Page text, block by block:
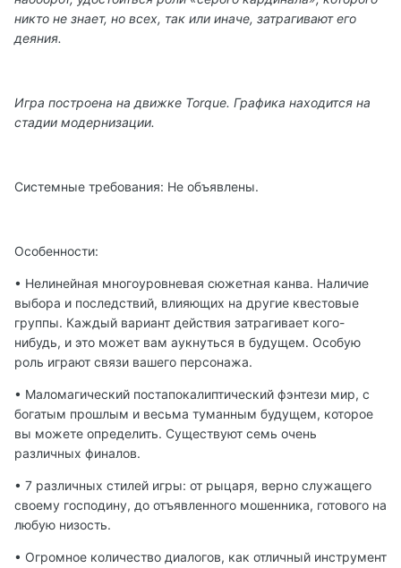
никто не знает, но всех, так или иначе, затрагивают его
деяния.
Игра построена на движке Torque. Графика находится на
стадии модернизации.
Системные требования: Не объявлены.
Особенности:
• Нелинейная многоуровневая сюжетная канва. Наличие
выбора и последствий, влияющих на другие квестовые
группы. Каждый вариант действия затрагивает кого-
нибудь, и это может вам аукнуться в будущем. Особую
роль играют связи вашего персонажа.
• Маломагический постапокалиптический фэнтези мир, с
богатым прошлым и весьма туманным будущем, которое
вы можете определить. Существуют семь очень
различных финалов.
• 7 различных стилей игры: от рыцаря, верно служащего
своему господину, до отъявленного мошенника, готового на
любую низость.
• Огромное количество диалогов, как отличный инструмент